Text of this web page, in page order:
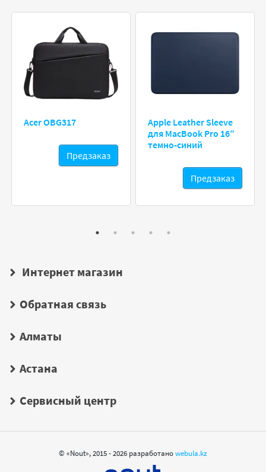
Acer OBG317
Предзаказ
Apple Leather Sleeve
для MacBook Pro 16″
темно-синий
Предзаказ
Интернет магазин
Обратная связь
Алматы
Астана
Сервисный центр
© «Nout», 2015 - 2026 разработаноwebula.kz